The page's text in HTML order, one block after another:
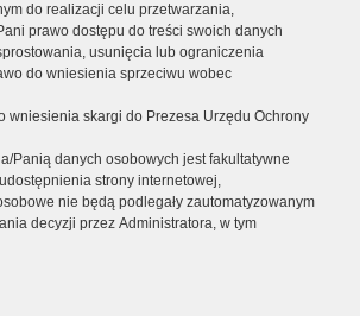
do realizacji celu przetwarzania,
prawo dostępu do treści swoich danych
usunięcia lub ograniczenia
do wniesienia sprzeciwu wobec
wniesienia skargi do Prezesa Urzędu Ochrony
Panią danych osobowych jest fakultatywne
strony internetowej,
nie będą podlegały zautomatyzowanym
decyzji przez Administratora, w tym